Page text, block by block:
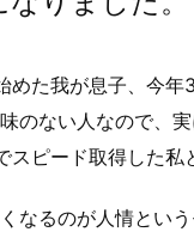
た我が息子、今年
のない人なので、実
ピード取得した私
なるのが人情という